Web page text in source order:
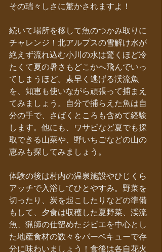
その瑞々しさに驚かされますよ！
続いて場所を移して魚のつかみ取りに
チャレンジ！北アルプスの雪解け水が
絶えず流れ込む小川の水は驚くほど冷
たくて夏の暑さもどこかへ飛んでいっ
てしまうほど。素早く逃げる渓流魚
を、知恵も使いながら頑張って捕まえ
てみましょう。自分で捕らえた魚は自
分の手で、さばくところも含めて経験
します。他にも、ワサビなど夏でも採
取できる山菜や、野いちごなどの山の
恵みも探してみましょう。
体験の後は村内の温泉施設やひじくら
アッチで入浴してひとやすみ。野菜を
切ったり、炭を起こしたりなどの準備
もして、夕食は収穫した夏野菜、渓流
魚、猟師の仕留めたジビエを中心とし
た地産食材の数々をバーベキューで存
分に味わいましょう！食後は各自花火